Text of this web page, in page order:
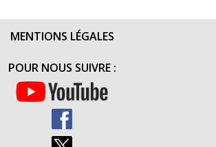
MENTIONS LÉGALES
POUR NOUS SUIVRE :